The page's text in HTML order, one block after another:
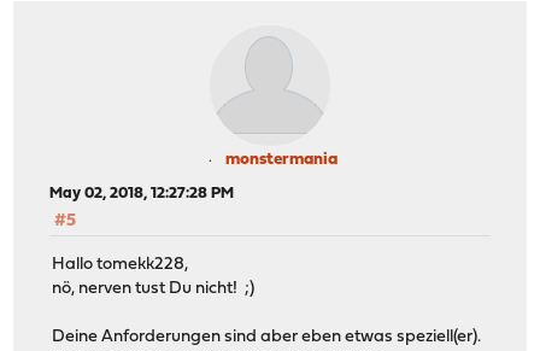
monstermania
May 02, 2018, 12:27:28 PM
#5
Hallo tomekk228,
nö, nerven tust Du nicht! ;)
Deine Anforderungen sind aber eben etwas speziell(er).